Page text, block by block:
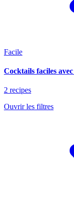
Facile
Cocktails faciles
2 recipes
Ouvrir les filtres